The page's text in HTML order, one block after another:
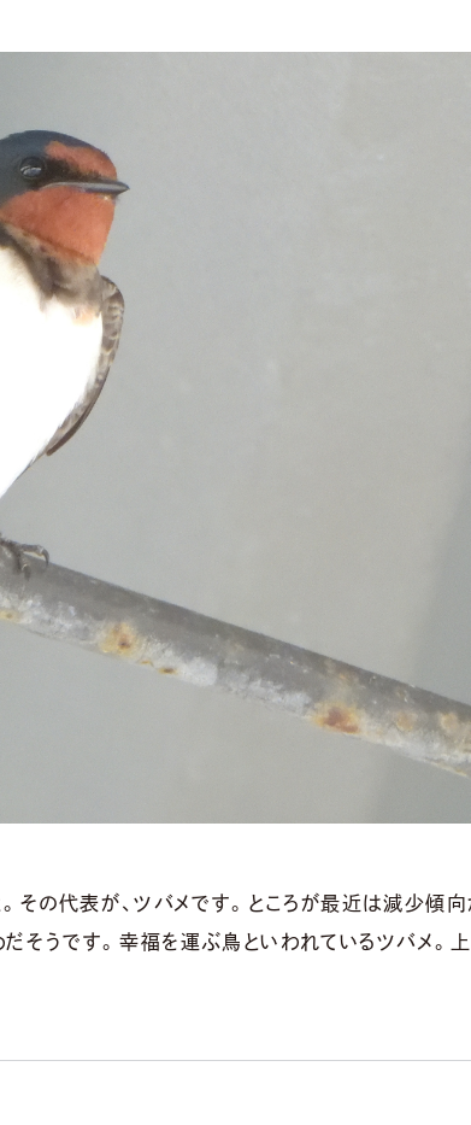
。その代表が、ツバメです。ところが最近は減少傾向
そうです。幸福を運ぶ鳥といわれているツバメ。